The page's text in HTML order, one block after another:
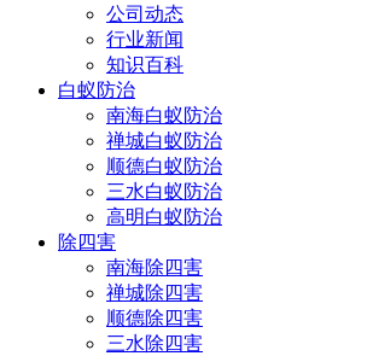
公司动态
行业新闻
知识百科
白蚁防治
南海白蚁防治
禅城白蚁防治
顺德白蚁防治
三水白蚁防治
高明白蚁防治
除四害
南海除四害
禅城除四害
顺德除四害
三水除四害